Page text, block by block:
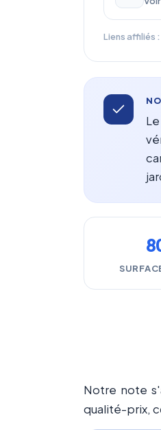
Liens affiliés
Le
Notre note
qualité-prix,